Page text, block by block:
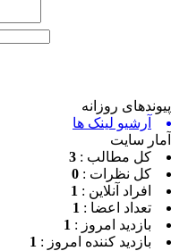
روزانه
آرشیو لینک ها
سایت
کل مطالب :3
کل نظرات :0
افراد آنلاین :1
تعداد اعضا :1
بازدید امروز :1
بازدید کننده امروز :1